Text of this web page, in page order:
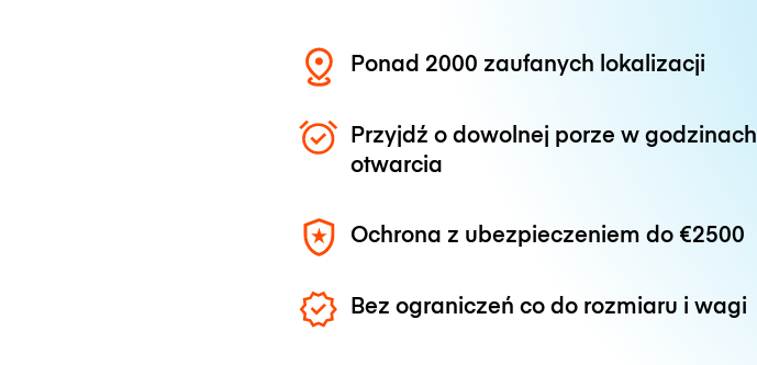
Ponad 2000 zaufanych lokalizacji
Przyjdź o dowolnej porze w godzinach
otwarcia
Ochrona z ubezpieczeniem do €2500
Bez ograniczeń co do rozmiaru i wagi